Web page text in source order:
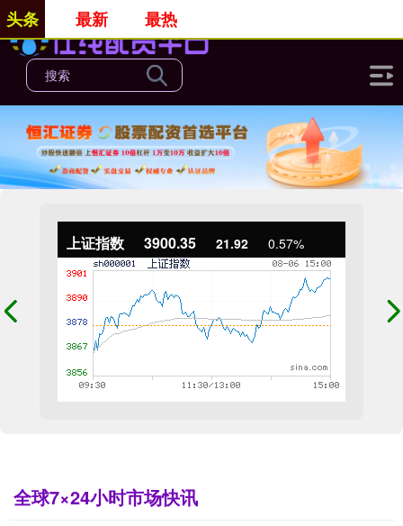
上证指数 3900.35 21.92 0.57%
全球7×24小时市场快讯
头条 最新 最热